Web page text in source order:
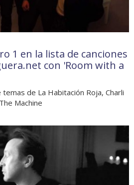
1 en la lista de canciones
con 'Room with a
de La Habitación Roja, Charli
Machine